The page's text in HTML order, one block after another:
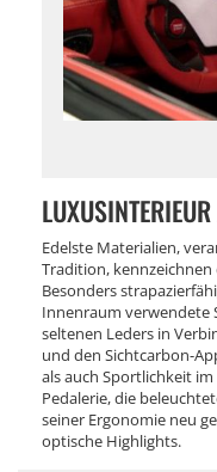
LUXUSINTERIEUR
Edelste Materialien,
Tradition,
Besonders
Innenraum verwendete
seltenen Leders in
und den Sichtcarbon-
als auch Sportlichkeit
Pedalerie, die
seiner Ergonomie neu
optische Highlights.